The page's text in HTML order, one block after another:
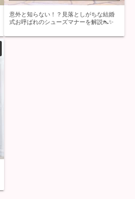
意外と知らない！？見落としがちな結婚
式お呼ばれのシューズマナーを解説👠✨